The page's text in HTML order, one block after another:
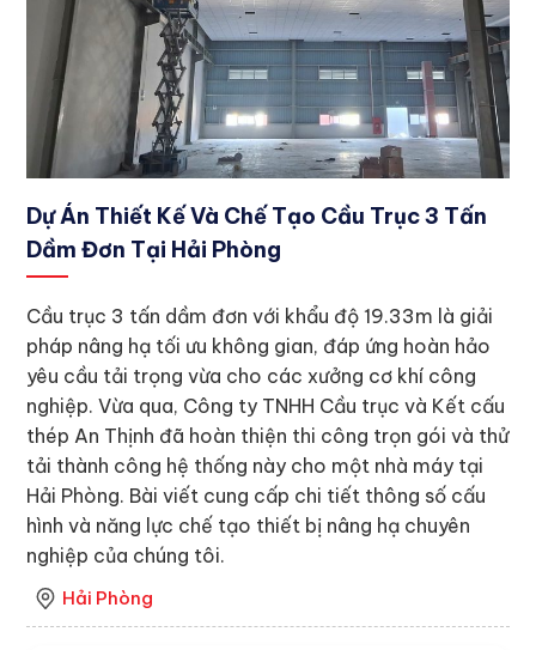
Dự Án Thiết Kế Và Chế Tạo Cầu Trục 3 Tấn
Dầm Đơn Tại Hải Phòng
Cầu trục 3 tấn dầm đơn với khẩu độ 19.33m là giải
pháp nâng hạ tối ưu không gian, đáp ứng hoàn hảo
yêu cầu tải trọng vừa cho các xưởng cơ khí công
nghiệp. Vừa qua, Công ty TNHH Cầu trục và Kết cấu
thép An Thịnh đã hoàn thiện thi công trọn gói và thử
tải thành công hệ thống này cho một nhà máy tại
Hải Phòng. Bài viết cung cấp chi tiết thông số cấu
hình và năng lực chế tạo thiết bị nâng hạ chuyên
nghiệp của chúng tôi.
Hải Phòng